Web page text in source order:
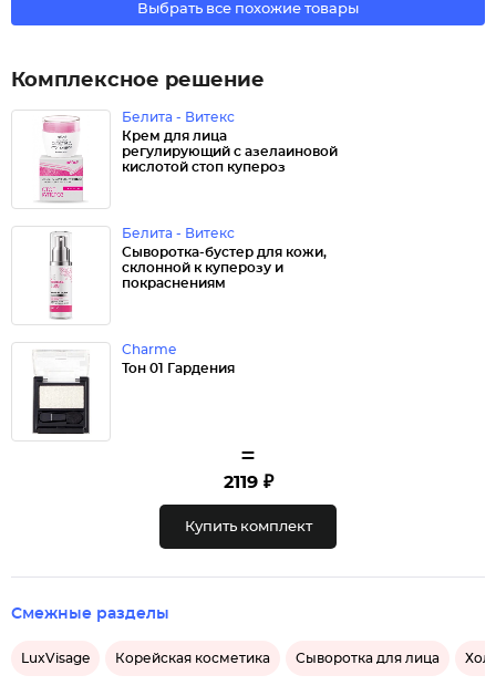
Выбрать все похожие товары
Комплексное решение
Белита - Витекс
Крем для лица
регулирующий с азелаиновой
кислотой стоп купероз
Белита - Витекс
Сыворотка-бустер для кожи,
склонной к куперозу и
покраснениям
Charme
Тон 01 Гардения
=
2119 ₽
Купить комплект
Смежные разделы
LuxVisage Корейская косметика Сыворотка для лица